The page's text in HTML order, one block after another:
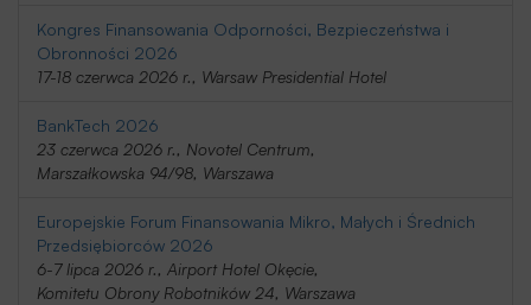
Kongres Finansowania Odporności, Bezpieczeństwa i
Obronności 2026
17-18 czerwca 2026 r., Warsaw Presidential Hotel
BankTech 2026
23 czerwca 2026 r., Novotel Centrum,
Marszałkowska 94/98, Warszawa
Europejskie Forum Finansowania Mikro, Małych i Średnich
Przedsiębiorców 2026
6-7 lipca 2026 r., Airport Hotel Okęcie,
Komitetu Obrony Robotników 24, Warszawa